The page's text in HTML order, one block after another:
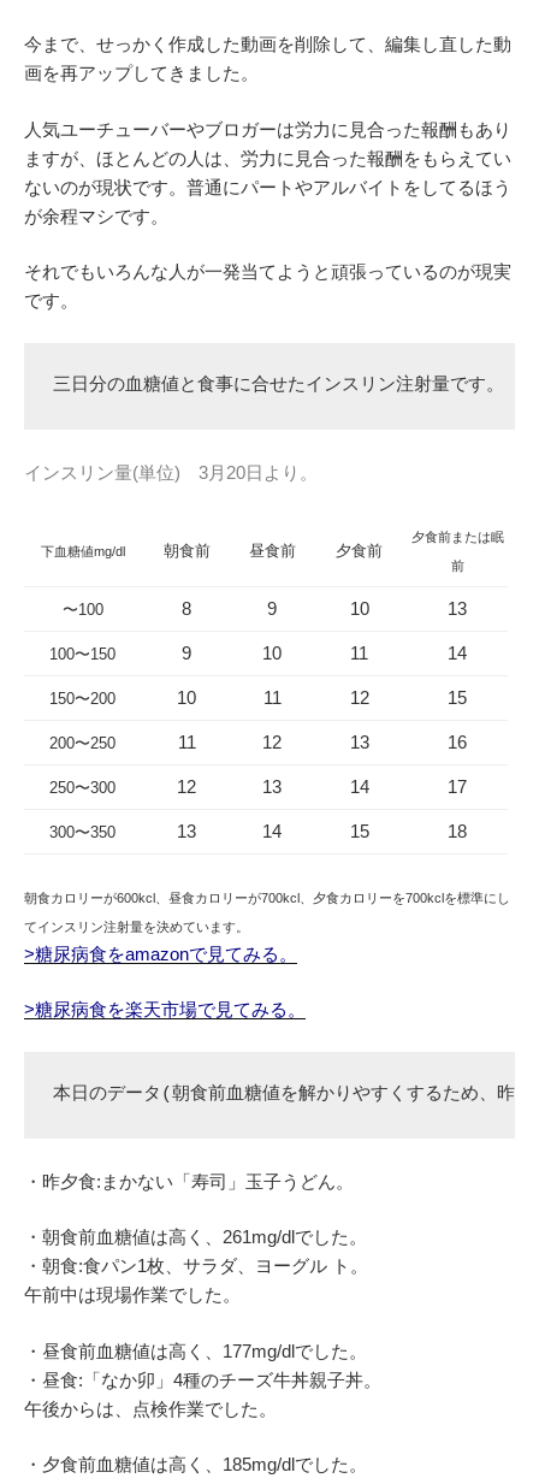
今まで、せっかく作成した動画を削除して、編集し直した動
画を再アップしてきました。
人気ユーチューバーやブロガーは労力に見合った報酬もあり
ますが、ほとんどの人は、労力に見合った報酬をもらえてい
ないのが現状です。普通にパートやアルバイトをしてるほう
が余程マシです。
それでもいろんな人が一発当てようと頑張っているのが現実
です。
三日分の血糖値と食事に合せたインスリン注射量です。
インスリン量(単位) 3月20日より。
下血糖値mg/dl 朝食前 昼食前 夕食前
夕食前または眠
前
〜100 8 9 10 13
100〜150 9 10 11 14
150〜200 10 11 12 15
200〜250 11 12 13 16
250〜300 12 13 14 17
300〜350 13 14 15 18
朝食カロリーが600kcl、昼食カロリーが700kcl、夕食カロリーを700kclを標準にし
てインスリン注射量を決めています。
>糖尿病食をamazonで見てみる。
>糖尿病食を楽天市場で見てみる。
本日のデータ(朝食前血糖値を解かりやすくするため、昨
・昨夕食:まかない「寿司」玉子うどん。
・朝食前血糖値は高く、261mg/dlでした。
・朝食:食パン1枚、サラダ、ヨーグル ト。
午前中は現場作業でした。
・昼食前血糖値は高く、177mg/dlでした。
・昼食:「なか卯」4種のチーズ牛丼親子丼。
午後からは、点検作業でした。
・夕食前血糖値は高く、185mg/dlでした。